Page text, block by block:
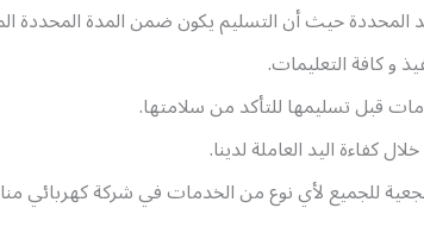
المحددة حيث أن التسليم يكون ضمن المدة المحددة
و كافة التعليمات.
قبل تسليمها للتأكد من سلامتها.
كفاءة اليد العاملة لدينا.
للجميع لأي نوع من الخدمات في شركة كهربائي